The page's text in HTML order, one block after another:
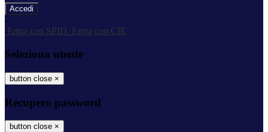
-
Entra con SPID
Entra con CIE
Seleziona utente
button close ×
Recupero password
button close ×